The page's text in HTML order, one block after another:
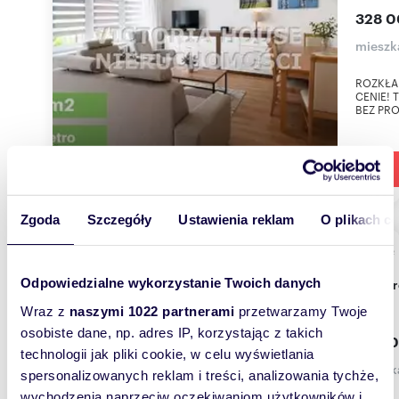
Zgoda Szczegóły Ustawienia reklam O plikach
Odpowiedzialne wykorzystanie Twoich danych
Wraz z naszymi 1022 partnerami przetwarzamy Twoje
osobiste dane, np. adres IP, korzystając z takich
technologii jak pliki cookie, w celu wyświetlania
spersonalizowanych reklam i treści, analizowania tychże,
328
CENIE!
BEZ
2
405